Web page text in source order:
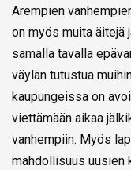
Arempien
on myös muita äitejä
samalla tavalla
väylän tutustua
kaupungeissa on
viettämään aikaa
vanhempiin. Myös
mahdollisuus uusien